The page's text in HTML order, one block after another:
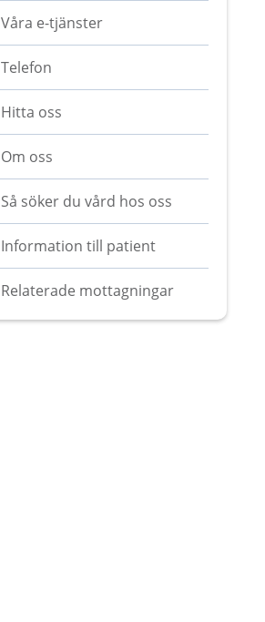
Våra e-tjänster
Telefon
Hitta oss
Om oss
Så söker du vård hos oss
Information till patient
Relaterade mottagningar